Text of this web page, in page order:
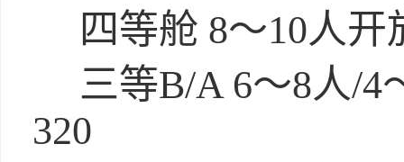
四等舱 8～10人开
三等B/A 6～8人/4
320